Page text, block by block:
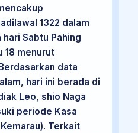
1322 dalam
Sabtu Pahing
18 menurut
data
hari ini berada di
Leo, shio Naga
periode Kasa
Terkait